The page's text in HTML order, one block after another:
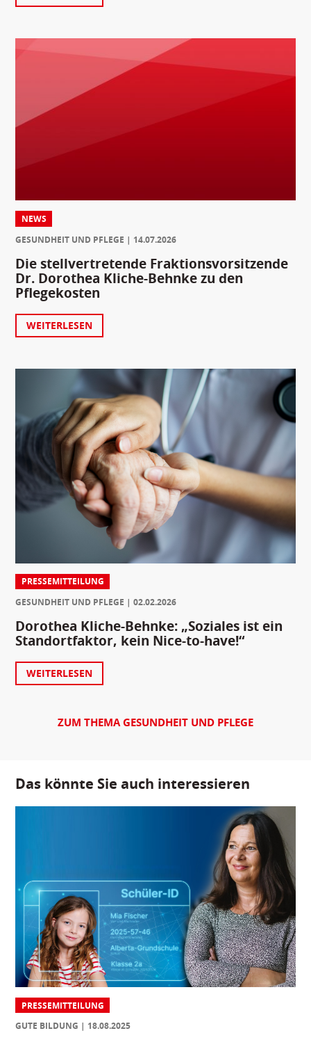
NEWS
GESUNDHEIT UND PFLEGE
14.07.2026
Die stellvertretende Fraktionsvorsitzende
Dr. Dorothea Kliche-Behnke zu den
Pflegekosten
WEITERLESEN
PRESSEMITTEILUNG
GESUNDHEIT UND PFLEGE
02.02.2026
Dorothea Kliche-Behnke: „Soziales ist ein
Standortfaktor, kein Nice-to-have!“
WEITERLESEN
ZUM THEMA GESUNDHEIT UND PFLEGE
Das könnte Sie auch interessieren
PRESSEMITTEILUNG
GUTE BILDUNG
18.08.2025